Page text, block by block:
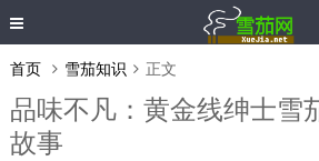
首页 雪茄知识 正文
品味不凡：黄金线绅士雪
故事